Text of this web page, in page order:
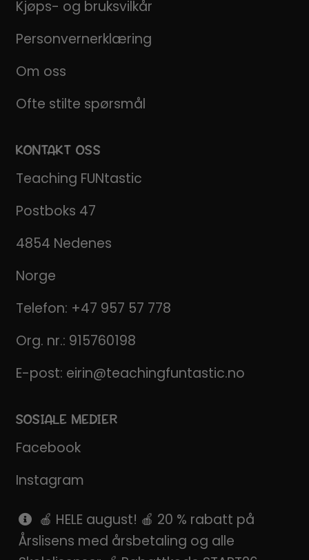
Kjøps- og bruksvilkår
Personvernerklæring
Om oss
Ofte stilte spørsmål
KONTAKT OSS
Teaching FUNtastic
Postboks 47
4854 Nedenes
Norge
Telefon: +47 957 57 778
Org. nr.: 915760198
E-post: eirin@teachingfuntastic.no
SOSIALE MEDIER
Facebook
Instagram
Pinterest
SnapChat
🍎 HELE august! 🍎 20 % rabatt på
Årslisens med årsbetaling og alle